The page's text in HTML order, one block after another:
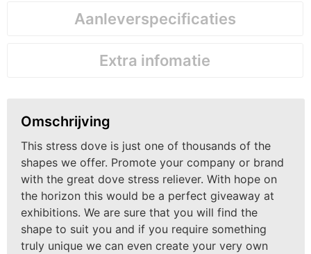
Aanleverspecificaties
Extra infomatie
Omschrijving
This stress dove is just one of thousands of the
shapes we offer. Promote your company or brand
with the great dove stress reliever. With hope on
the horizon this would be a perfect giveaway at
exhibitions. We are sure that you will find the
shape to suit you and if you require something
truly unique we can even create your very own